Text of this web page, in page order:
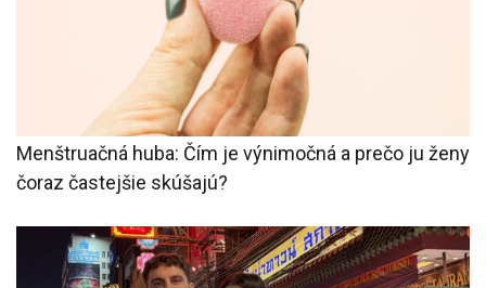
Menštruačná huba: Čím je výnimočná a prečo ju ženy
čoraz častejšie skúšajú?